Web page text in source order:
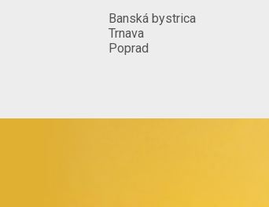
Banská bystrica
Trnava
Poprad